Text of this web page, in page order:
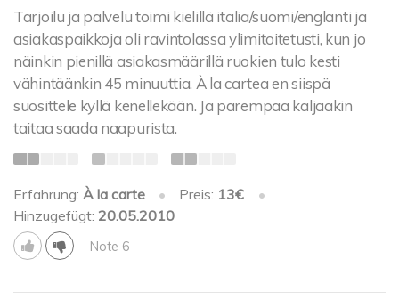
Tarjoilu ja palvelu toimi kielillä italia/suomi/englanti ja
asiakaspaikkoja oli ravintolassa ylimitoitetusti, kun jo
näinkin pienillä asiakasmäärillä ruokien tulo kesti
vähintäänkin 45 minuuttia. À la cartea en siispä
suosittele kyllä kenellekään. Ja parempaa kaljaakin
taitaa saada naapurista.
Erfahrung: À la carte • Preis: 13€
•
Hinzugefügt: 20.05.2010
Note 6